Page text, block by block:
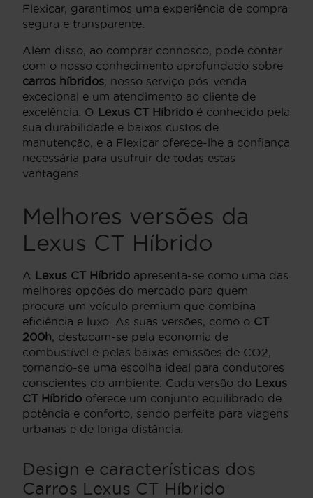
Flexicar, garantimos uma experiência de compra
segura e transparente.
Além disso, ao comprar connosco, pode contar
com o nosso conhecimento aprofundado sobre
carros híbridos, nosso serviço pós-venda
excecional e um atendimento ao cliente de
excelência. O Lexus CT Híbrido é conhecido pela
sua durabilidade e baixos custos de
manutenção, e a Flexicar oferece-lhe a confiança
necessária para usufruir de todas estas
vantagens.
Melhores versões da
Lexus CT Híbrido
A Lexus CT Híbrido apresenta-se como uma das
melhores opções do mercado para quem
procura um veículo premium que combina
eficiência e luxo. As suas versões, como o CT
200h, destacam-se pela economia de
combustível e pelas baixas emissões de CO2,
tornando-se uma escolha ideal para condutores
conscientes do ambiente. Cada versão do Lexus
CT Híbrido oferece um conjunto equilibrado de
potência e conforto, sendo perfeita para viagens
urbanas e de longa distância.
Design e características dos
Carros Lexus CT Híbrido